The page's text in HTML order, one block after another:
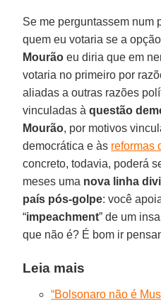
Se me perguntassem num
quem eu votaria se a
Mourão eu diria que em
votaria no primeiro por
aliadas a outras razões
vinculadas àquestão
Mourão, por motivos
democrática e às reformas
concreto, todavia, poderá
meses uma nova linha
país pós-golpe: você
“impeachment” de um
que não é? É bom ir
Leia mais
“Bolsonaro não é